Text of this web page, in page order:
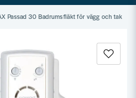
Passad 30 Badrumsfläkt för vägg och tak